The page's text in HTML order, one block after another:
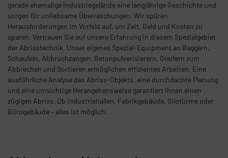
gerade ehemalige Industriegelände eine langjährige Geschichte und
sorgen für unliebsame Überraschungen. Wir spüren
Herausforderungen im Vorfeld auf, um Zeit, Geld und Kosten zu
sparen. Vertrauen Sie auf unsere Erfahrung in diesem Spezialgebiet
der Abrisstechnik. Unser eigenes Spezial-Equipment an Baggern,
Schaufeln, Abbruchzangen, Betonpulverisierern, Greifern zum
Abbrechen und Sortieren ermöglichen effizientes Arbeiten. Eine
ausführliche Analyse des Abriss-Objekts, eine durchdachte Planung
und eine umsichtige Herangehensweise garantiert Ihnen einen
zügigen Abriss. Ob Industriehallen, Fabrikgebäude, Silotürme oder
Bürogebäude – alles ist möglich.